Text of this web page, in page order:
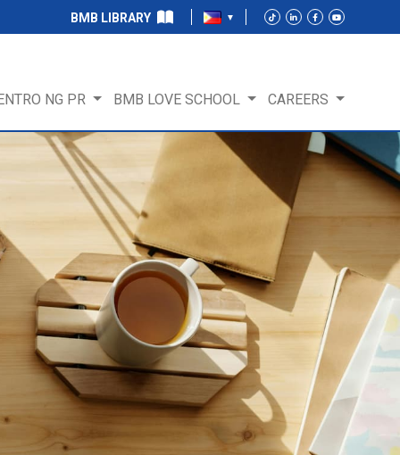
BMB LIBRARY
NG PR BMB LOVE SCHOOL CAREERS